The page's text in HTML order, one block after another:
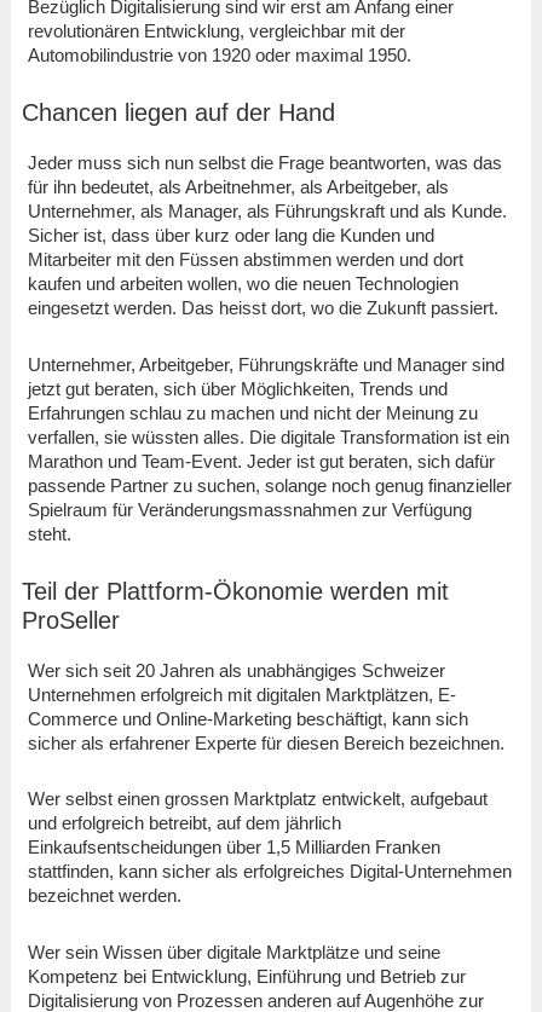
Bezüglich Digitalisierung sind wir erst am Anfang einer
revolutionären Entwicklung, vergleichbar mit der
Automobilindustrie von 1920 oder maximal 1950.
Chancen liegen auf der Hand
Jeder muss sich nun selbst die Frage beantworten, was das
für ihn bedeutet, als Arbeitnehmer, als Arbeitgeber, als
Unternehmer, als Manager, als Führungskraft und als Kunde.
Sicher ist, dass über kurz oder lang die Kunden und
Mitarbeiter mit den Füssen abstimmen werden und dort
kaufen und arbeiten wollen, wo die neuen Technologien
eingesetzt werden. Das heisst dort, wo die Zukunft passiert.
Unternehmer, Arbeitgeber, Führungskräfte und Manager sind
jetzt gut beraten, sich über Möglichkeiten, Trends und
Erfahrungen schlau zu machen und nicht der Meinung zu
verfallen, sie wüssten alles. Die digitale Transformation ist ein
Marathon und Team-Event. Jeder ist gut beraten, sich dafür
passende Partner zu suchen, solange noch genug finanzieller
Spielraum für Veränderungsmassnahmen zur Verfügung
steht.
Teil der Plattform-Ökonomie werden mit
ProSeller
Wer sich seit 20 Jahren als unabhängiges Schweizer
Unternehmen erfolgreich mit digitalen Marktplätzen, E-
Commerce und Online-Marketing beschäftigt, kann sich
sicher als erfahrener Experte für diesen Bereich bezeichnen.
Wer selbst einen grossen Marktplatz entwickelt, aufgebaut
und erfolgreich betreibt, auf dem jährlich
Einkaufsentscheidungen über 1,5 Milliarden Franken
stattfinden, kann sicher als erfolgreiches Digital-Unternehmen
bezeichnet werden.
Wer sein Wissen über digitale Marktplätze und seine
Kompetenz bei Entwicklung, Einführung und Betrieb zur
Digitalisierung von Prozessen anderen auf Augenhöhe zur